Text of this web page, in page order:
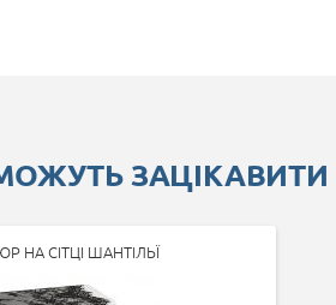
ЗАЦІКАВИТИ
НА СІТЦІ ШАНТІЛЬЇ